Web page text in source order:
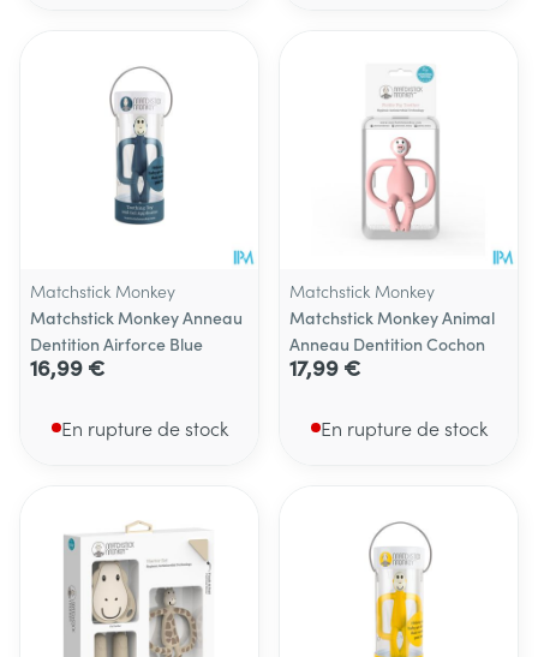
Matchstick Monkey
Matchstick Monkey Anneau
Dentition Airforce Blue
16,99 €
En rupture de stock
Matchstick Monkey
Matchstick Monkey Animal
Anneau Dentition Cochon
17,99 €
En rupture de stock